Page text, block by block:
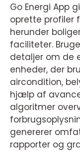
Go Energi App
oprette profiler
herunder
faciliteter.
detaljer om de
enheder, der
aircondition,
hjælp af
algoritmer
genererer
rapporter og